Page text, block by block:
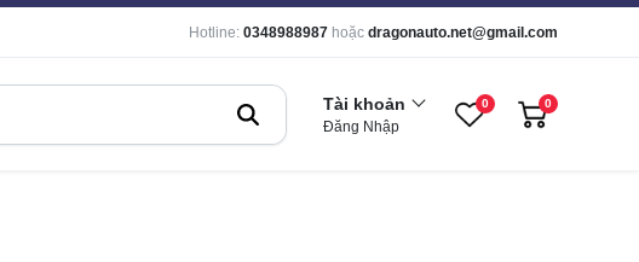
Hotline: 0348988987 hoặc dragonauto.net@gmail.com
Tài khoản
Đăng Nhập
0 0